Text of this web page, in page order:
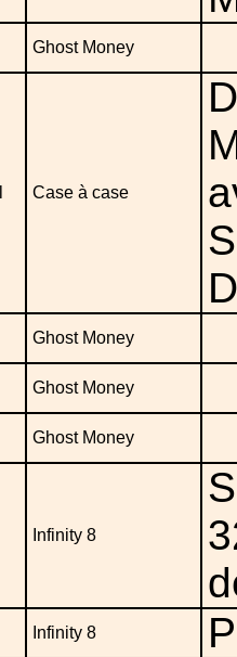
Ghost Money
Case à case
Ghost Money
Ghost Money
Ghost Money
Infinity 8
Infinity 8